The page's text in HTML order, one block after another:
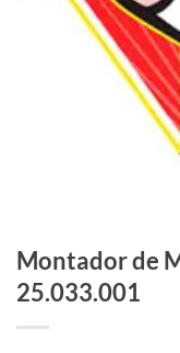
Montador de
25.033.001